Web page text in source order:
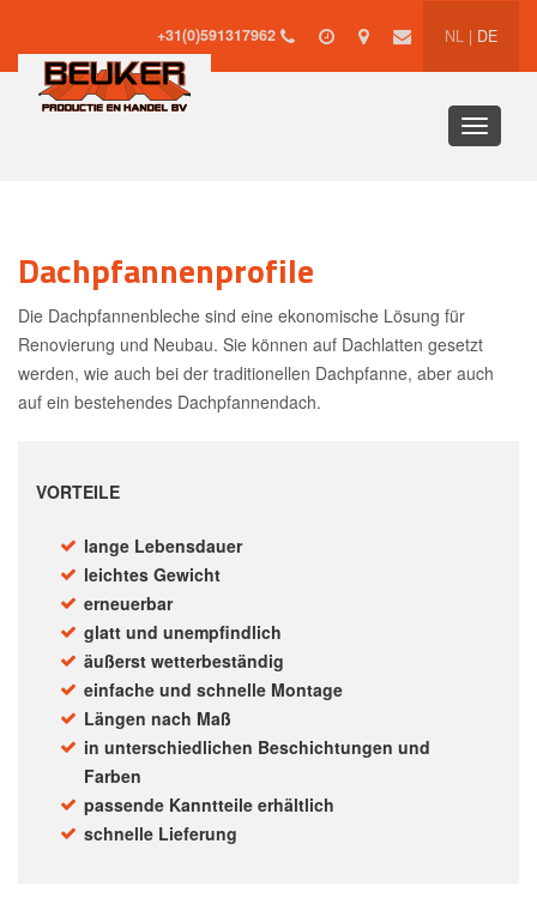
NL | DE
+31(0)591317962
Toggle
Dachpfannenprofile
Die Dachpfannenbleche sind eine ekonomische Lösung für
Renovierung und Neubau. Sie können auf Dachlatten gesetzt
werden, wie auch bei der traditionellen Dachpfanne, aber auch
auf ein bestehendes Dachpfannendach.
VORTEILE
lange Lebensdauer
leichtes Gewicht
erneuerbar
glatt und unempfindlich
äußerst wetterbeständig
einfache und schnelle Montage
Längen nach Maß
in unterschiedlichen Beschichtungen und
Farben
passende Kanntteile erhältlich
schnelle Lieferung